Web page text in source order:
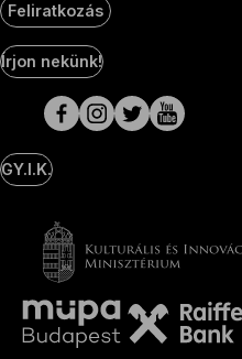
Feliratkozás
Social
Media
oldalak
Írjon nekünk!
GY.I.K.